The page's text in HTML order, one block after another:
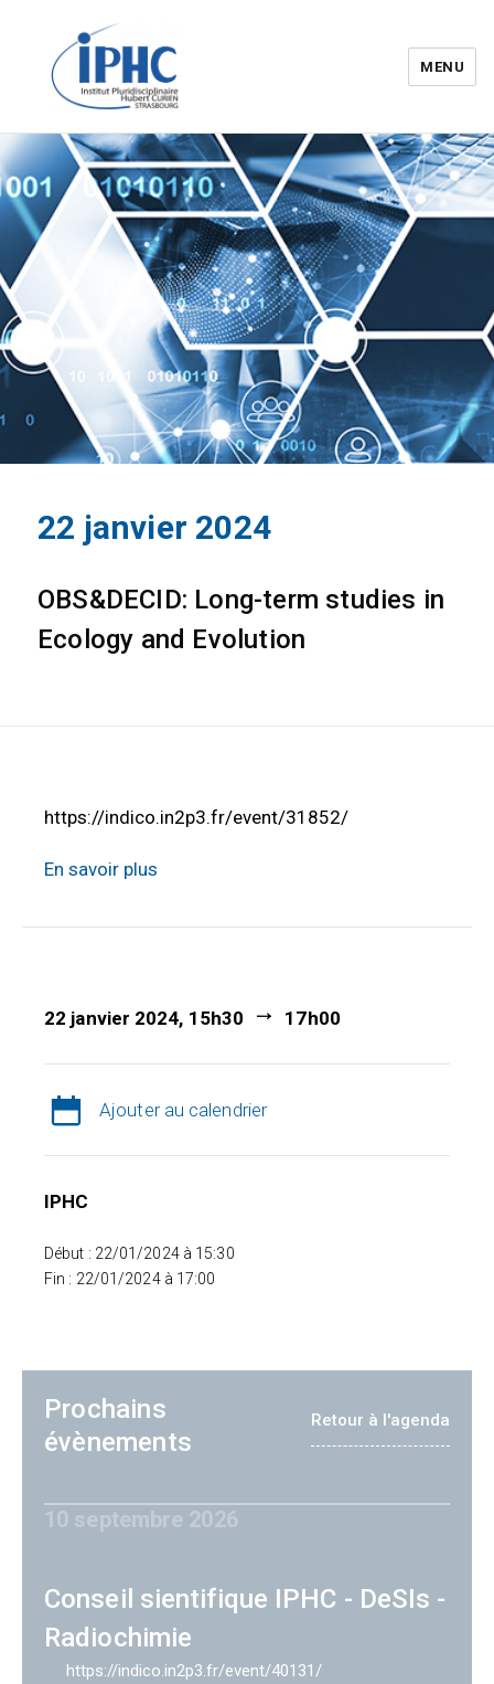
Institut pluridisciplinaire Hubert
Curien – IPHC
MENU
22 janvier 2024
OBS&DECID: Long-term studies in
Ecology and Evolution
https://indico.in2p3.fr/event/31852/
En savoir plus
22 janvier 2024, 15h30 17h00
Ajouter au calendrier
IPHC
Début : 22/01/2024 à 15:30
Fin : 22/01/2024 à 17:00
Prochains
évènements
Retour à l'agenda
10 septembre 2026
Conseil sientifique IPHC - DeSIs -
Radiochimie
https://indico.in2p3.fr/event/40131/